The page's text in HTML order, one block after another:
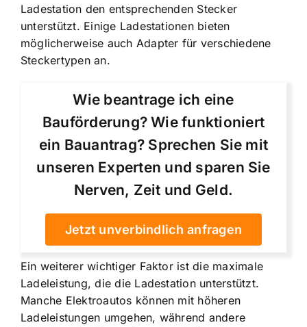
Ladestation den entsprechenden Stecker
unterstützt. Einige Ladestationen bieten
möglicherweise auch Adapter für verschiedene
Steckertypen an.
Wie beantrage ich eine
Bauförderung? Wie funktioniert
ein Bauantrag? Sprechen Sie mit
unseren Experten und sparen Sie
Nerven, Zeit und Geld.
Jetzt unverbindlich anfragen
Ein weiterer wichtiger Faktor ist die maximale
Ladeleistung, die die Ladestation unterstützt.
Manche Elektroautos können mit höheren
Ladeleistungen umgehen, während andere